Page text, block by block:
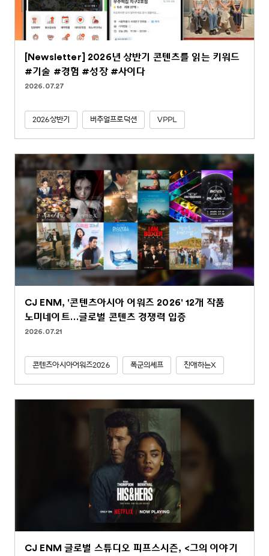
[Newsletter] 2026년 상반기 콘텐츠를 읽는 키워드
#기술 #경험 #성장 #사이다
2026.07.27
2026상반기 버추얼프로덕션 VPPL
CJ ENM, '콘텐츠아시아 어워즈 2026' 12개 작품
노미네이트…글로벌 콘텐츠 경쟁력 입증
2026.07.21
콘텐츠아시아어워즈2026 폭군의셰프 친애하는X
CJ ENM 글로벌 스튜디오 피프스시즌, <그의 이야기